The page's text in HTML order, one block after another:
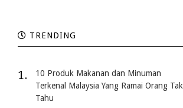
TRENDING
1.
10 Produk Makanan dan Minuman
Terkenal Malaysia Yang Ramai Orang Tak
Tahu